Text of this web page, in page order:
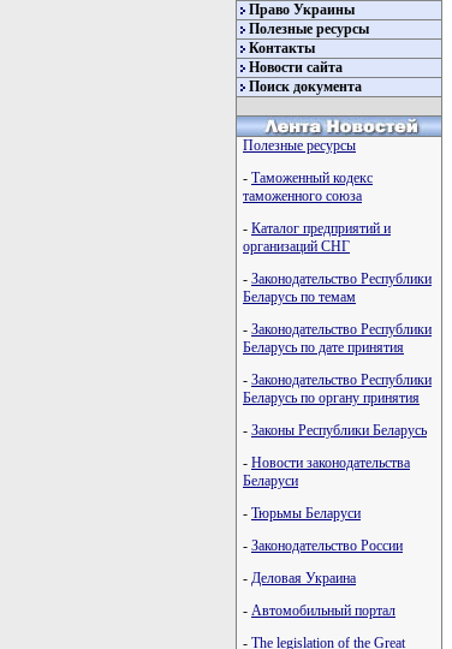
Право Украины
Полезные ресурсы
Контакты
Новости сайта
Поиск документа
Полезные ресурсы
- Таможенный кодекс
таможенного союза
- Каталог предприятий и
организаций СНГ
- Законодательство Республики
Беларусь по темам
- Законодательство Республики
Беларусь по дате принятия
- Законодательство Республики
Беларусь по органу принятия
- Законы Республики Беларусь
- Новости законодательства
Беларуси
- Тюрьмы Беларуси
- Законодательство России
- Деловая Украина
- Автомобильный портал
- The legislation of the Great